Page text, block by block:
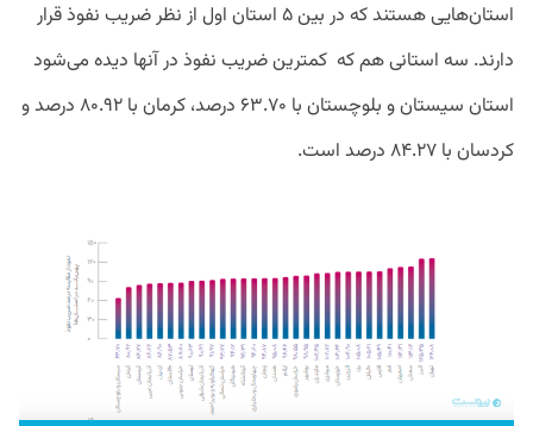
استان‌هایی هستند که در بین ۵ استان اول از نظر ضریب نفوذ قرار
دارند. سه استانی هم که کمترین ضریب نفوذ در آنها دیده می‌شود
استان سیستان و بلوچستان با ۶۳.۷۰ درصد، کرمان با ۸۰.۹۲ درصد و
کردسان با ۸۴.۲۷ درصد است.